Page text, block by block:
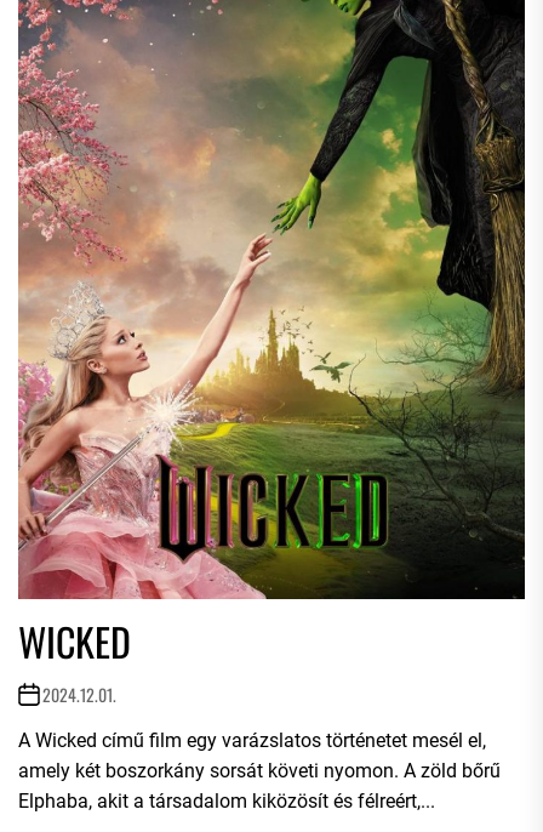
WICKED
2024.12.01.
A Wicked című film egy varázslatos történetet mesél el,
amely két boszorkány sorsát követi nyomon. A zöld bőrű
Elphaba, akit a társadalom kiközösít és félreért,...